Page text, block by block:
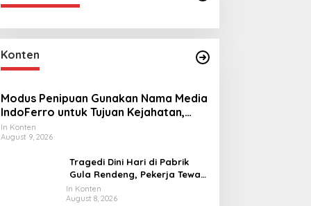
Konten
Modus Penipuan Gunakan Nama Media
IndoFerro untuk Tujuan Kejahatan,
Waspadalah!
In Konten
August 9, 2026
Tragedi Dini Hari di Pabrik
Gula Rendeng, Pekerja Tewas
Tertimpa Alat Pengangkat
Tebu
In Konten
August 8, 2026